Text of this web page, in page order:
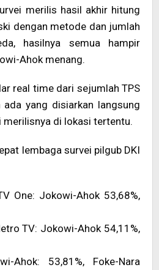
merilis hasil akhir hitung
dengan metode dan jumlah
hasilnya semua hampir
Ahok menang.
real time dari sejumlah TPS
yang disiarkan langsung
merilisnya di lokasi tertentu.
lembaga survei pilgub DKI
One: Jokowi-Ahok 53,68%,
TV: Jokowi-Ahok 54,11%,
Ahok: 53,81%, Foke-Nara